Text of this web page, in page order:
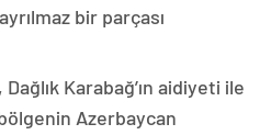
bir parçası
Karabağ’ın aidiyeti ile
Azerbaycan